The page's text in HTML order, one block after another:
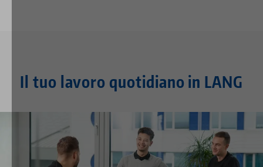
Il tuo lavoro quotidiano in LANG